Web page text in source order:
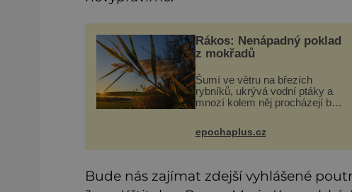
Rákos: Nenápadný poklad
z mokřadů
Šumí ve větru na březích
rybníků, ukrývá vodní ptáky a
mnozí kolem něj procházejí bez
lodě, zapisovat první texty a
inspiroval řadu pověstí.
epochaplus.cz
Bude nás zajímat zdejší vyhlášené